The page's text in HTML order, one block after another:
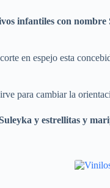
infantiles con nombre
en espejo esta
para cambiar la
y estrellitas y